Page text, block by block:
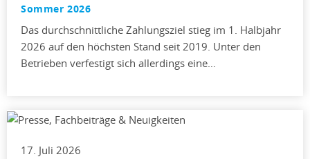
Sommer 2026
Das durchschnittliche Zahlungsziel stieg im 1. Halbjahr
2026 auf den höchsten Stand seit 2019. Unter den
Betrieben verfestigt sich allerdings eine…
17. Juli 2026